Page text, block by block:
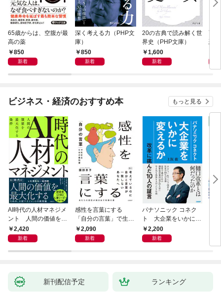
65歳からは、空腹が最
高の薬
850
新着
深く考える力（PHP文
庫）
850
新着
20の古典で読み解く世
界史（PHP文庫）
1,600
新着
面
恐
ビジネス・経済のおすすめ本 もっと見る
AI時代の人材マネジメ
ント 人間の価値を最
大化する条件
2,420
新着
感性を言葉にする
「自分の言葉」で生き
るための教科書
2,090
新着
パナソニック コネク
ト 大企業をいかに変
えるか
2,200
新着
新刊配信予定 ランキング